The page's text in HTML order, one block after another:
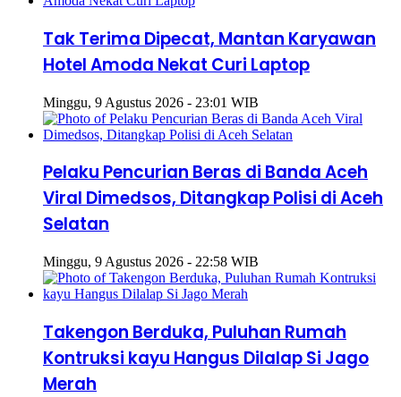
Tak Terima Dipecat, Mantan Karyawan
Hotel Amoda Nekat Curi Laptop
Minggu, 9 Agustus 2026 - 23:01 WIB
Pelaku Pencurian Beras di Banda Aceh
Viral Dimedsos, Ditangkap Polisi di Aceh
Selatan
Minggu, 9 Agustus 2026 - 22:58 WIB
Takengon Berduka, Puluhan Rumah
Kontruksi kayu Hangus Dilalap Si Jago
Merah